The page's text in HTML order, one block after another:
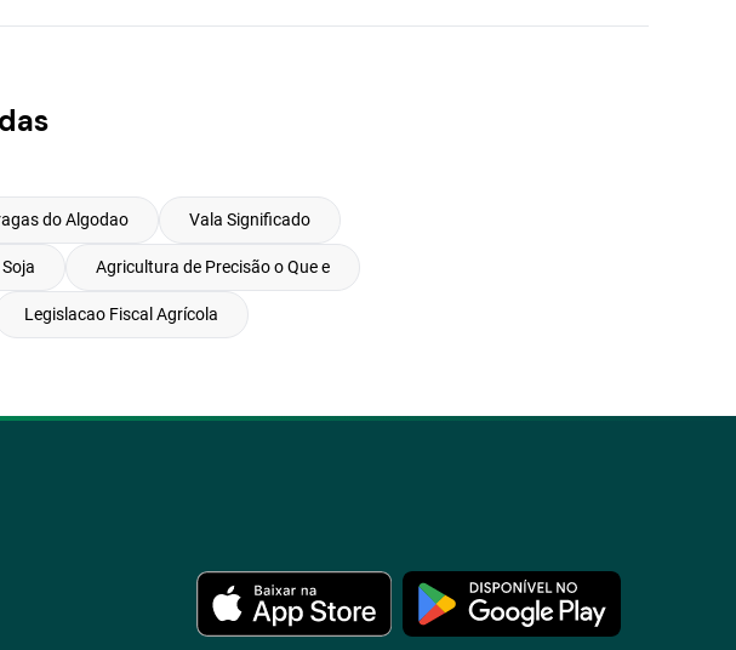
do Algodao Vala Significado
Agricultura de Precisão o Que e
Legislacao Fiscal Agrícola